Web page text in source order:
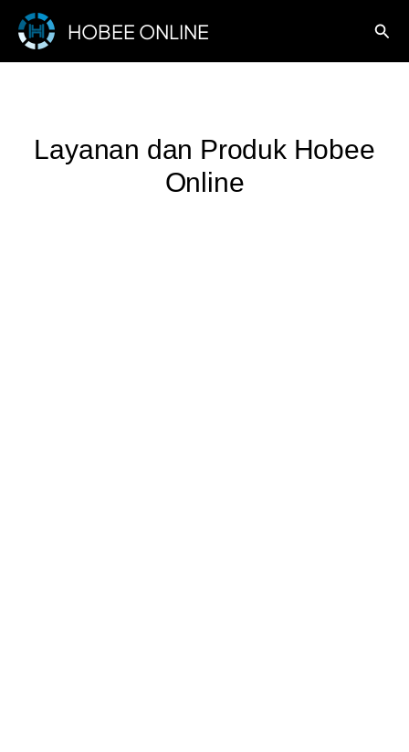
Lewati
konten
HOBEE ONLINE Cari
Layanan dan Produk Hobee
Online